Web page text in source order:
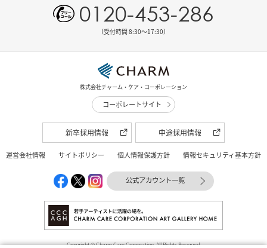
0120-453-286
（受付時間 8:30〜17:30）
株式会社チャーム・ケア・コーポレーション
コーポレートサイト
新卒採用情報 中途採用情報
運営会社情報 サイトポリシー 個人情報保護方針 情報セキュリティ基本方針
公式アカウント一覧
Copyright © Charm Care Corporation. All Rights Reserved.